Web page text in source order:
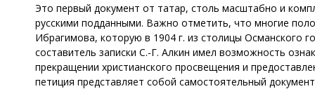
Это первый документ от татар, столь масштабно и
русскими подданными. Важно отметить, что многие
Ибрагимова, которую в 1904 г. из столицы Османского
составитель записки С.-Г. Алкин имел возможность
прекращении христианского просвещения и
петиция представляет собой самостоятельный